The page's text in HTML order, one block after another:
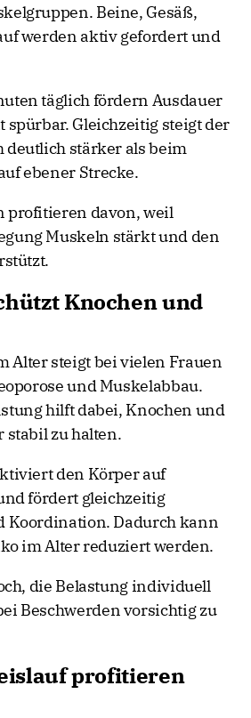
Beine, Gesäß,
werden aktiv gefordert und
täglich fördern Ausdauer
spürbar. Gleichzeitig steigt der
deutlich stärker als beim
ebener Strecke.
profitieren davon, weil
Muskeln stärkt und den
Knochen und
Alter steigt bei vielen Frauen
und Muskelabbau.
hilft dabei, Knochen und
stabil zu halten.
den Körper auf
fördert gleichzeitig
Koordination. Dadurch kann
im Alter reduziert werden.
die Belastung individuell
Beschwerden vorsichtig zu
profitieren